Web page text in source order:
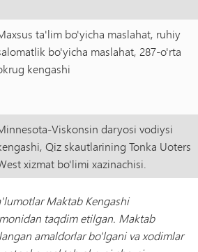
ta'lim bo'yicha maslahat, ruhiy
bo'yicha maslahat, 287-o'rta
kengashi
Viskonsin daryosi vodiysi
Qiz skautlarining Tonka Uoters
xizmat bo'limi xazinachisi.
Maktab Kengashi
taqdim etilgan. Maktab
amaldorlar bo'lgani va xodimlar